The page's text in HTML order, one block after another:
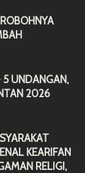
5 UNDANGAN,
2026
KEARIFAN
RELIGI,